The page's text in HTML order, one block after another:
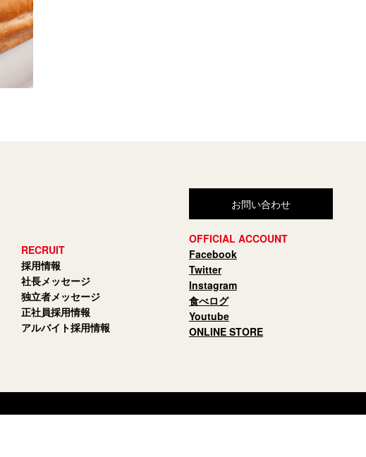
RECRUIT
採用情報
社長メッセージ
独立者メッセージ
正社員採用情報
アルバイト採用情報
お問い合わせ
OFFICIAL ACCOUNT
Facebook
Twitter
Instagram
食べログ
Youtube
ONLINE STORE